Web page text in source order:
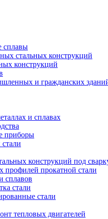
сплавы
стальных конструкций
конструкций
и гражданских
и сплавах
приборы
конструкций под
профилей прокатной стали
сплавов
стали
стали
тепловых двигателей